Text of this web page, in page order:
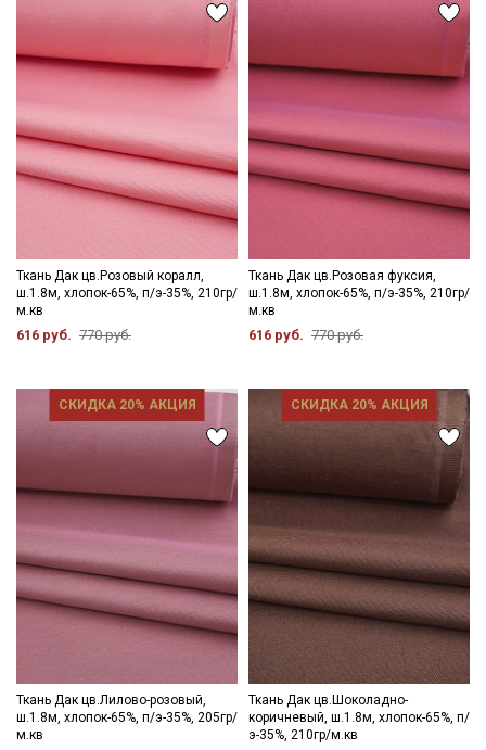
Ткань Дак цв.Розовый коралл,
ш.1.8м, хлопок-65%, п/э-35%, 210гр/
м.кв
616 руб. 770 руб.
Ткань Дак цв.Розовая фуксия,
ш.1.8м, хлопок-65%, п/э-35%, 210гр/
м.кв
616 руб. 770 руб.
СКИДКА 20% АКЦИЯ
Ткань Дак цв.Лилово-розовый,
ш.1.8м, хлопок-65%, п/э-35%, 205гр/
м.кв
СКИДКА 20% АКЦИЯ
Ткань Дак цв.Шоколадно-
коричневый, ш.1.8м, хлопок-65%, п/
э-35%, 210гр/м.кв
Секретная рассылка от Купава
Мы публикуем здесь дополнительные
промокоды и скидки до 30% на узкие
категории тканей
Ознакомлен(а) сПолитикой обработки персональных
данныхи даюСогласие на обработку персональных
Согласие на получение рекламных и
информационных рассылок